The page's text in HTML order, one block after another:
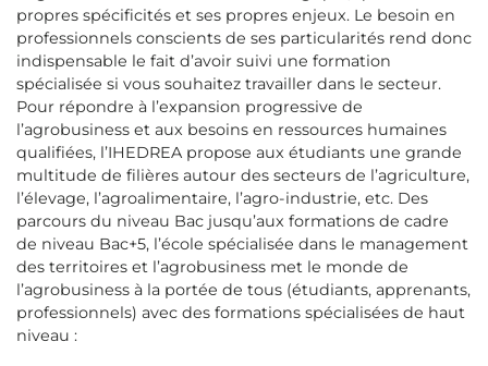
propres spécificités et ses propres enjeux. Le besoin en
professionnels conscients de ses particularités rend donc
indispensable le fait d’avoir suivi une formation
spécialisée si vous souhaitez travailler dans le secteur.
Pour répondre à l’expansion progressive de
l’agrobusiness et aux besoins en ressources humaines
qualifiées, l’IHEDREA propose aux étudiants une grande
multitude de filières autour des secteurs de l’agriculture,
l’élevage, l’agroalimentaire, l’agro-industrie, etc. Des
parcours du niveau Bac jusqu’aux formations de cadre
de niveau Bac+5, l’école spécialisée dans le management
des territoires et l’agrobusiness met le monde de
l’agrobusiness à la portée de tous (étudiants, apprenants,
professionnels) avec des formations spécialisées de haut
niveau :